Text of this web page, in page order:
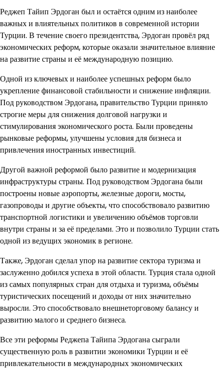
Реджеп Тайип Эрдоган был и остаётся одним из наиболее
важных и влиятельных политиков в современной истории
Турции. В течение своего президентства, Эрдоган провёл ряд
экономических реформ, которые оказали значительное влияние
на развитие страны и её международную позицию.
Одной из ключевых и наиболее успешных реформ было
укрепление финансовой стабильности и снижение инфляции.
Под руководством Эрдогана, правительство Турции приняло
строгие меры для снижения долговой нагрузки и
стимулирования экономического роста. Были проведены
рынковые реформы, улучшены условия для бизнеса и
привлечения иностранных инвестиций.
Другой важной реформой было развитие и модернизация
инфраструктуры страны. Под руководством Эрдогана были
построены новые аэропорты, железные дороги, мосты,
газопроводы и другие объекты, что способствовало развитию
транспортной логистики и увеличению объёмов торговли
внутри страны и за её пределами. Это и позволило Турции стать
одной из ведущих экономик в регионе.
Также, Эрдоган сделал упор на развитие сектора туризма и
заслуженно добился успеха в этой области. Турция стала одной
из самых популярных стран для отдыха и туризма, объёмы
туристических посещений и доходы от них значительно
выросли. Это способствовало внешнеторговому балансу и
развитию малого и среднего бизнеса.
Все эти реформы Реджепа Тайипа Эрдогана сыграли
существенную роль в развитии экономики Турции и её
привлекательности в международных экономических